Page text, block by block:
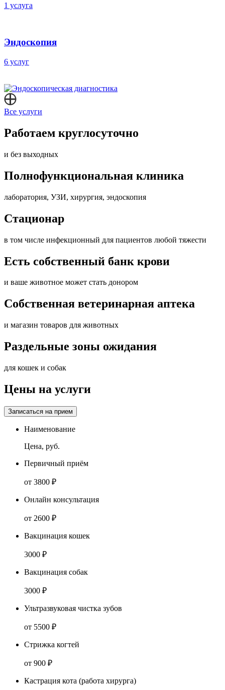
1 услуга
Эндоскопия
6 услуг
Все услуги
Работаем круглосуточно
и без выходных
Полнофункциональная клиника
лаборатория, УЗИ, хирургия, эндоскопия
Стационар
в том числе инфекционный для пациентов любой тяжести
Есть собственный банк крови
и ваше животное может стать донором
Собственная ветеринарная аптека
и магазин товаров для животных
Раздельные зоны ожидания
для кошек и собак
Цены на услуги
Записаться на прием
Наименование
Цена, руб.
Первичный приём
от 3800 ₽
Онлайн консультация
от 2600 ₽
Вакцинация кошек
3000 ₽
Вакцинация собак
3000 ₽
Ультразвуковая чистка зубов
от 5500 ₽
Стрижка когтей
от 900 ₽
Кастрация кота (работа хирурга)